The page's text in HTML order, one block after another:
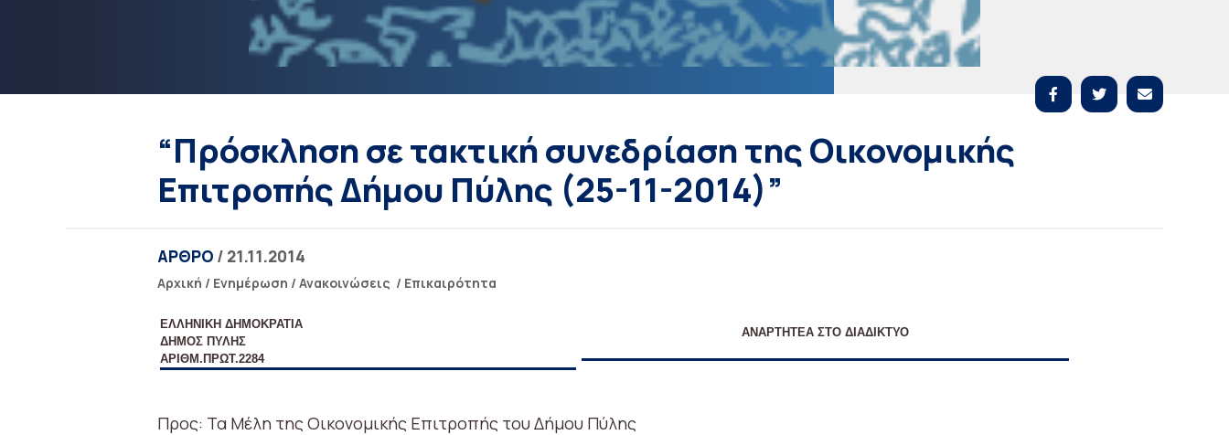
“Πρόσκληση σε τακτική συνεδρίαση της Οικονομικής
Επιτροπής Δήμου Πύλης (25-11-2014)”
ΑΡΘΡΟ / 21.11.2014
Αρχική / Ενημέρωση / Ανακοινώσεις / Επικαιρότητα
ΕΛΛΗΝΙΚΗ ΔΗΜΟΚΡΑΤΙΑ
ΔΗΜΟΣ ΠΥΛΗΣ
ΑΡΙΘΜ.ΠΡΩΤ.2284
ΑΝΑΡΤΗΤΕΑ ΣΤΟ ΔΙΑΔΙΚΤΥΟ
Προς: Τα Μέλη της Οικονομικής Επιτροπής του Δήμου Πύλης